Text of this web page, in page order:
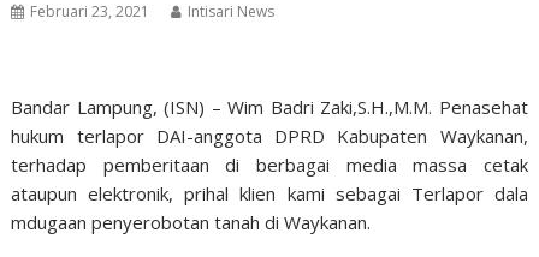
Februari 23, 2021 Intisari News
Bandar Lampung, (ISN) – Wim Badri Zaki,S.H.,M.M. Penasehat
hukum terlapor DAI-anggota DPRD Kabupaten Waykanan,
terhadap pemberitaan di berbagai media massa cetak
ataupun elektronik, prihal klien kami sebagai Terlapor dala
mdugaan penyerobotan tanah di Waykanan.